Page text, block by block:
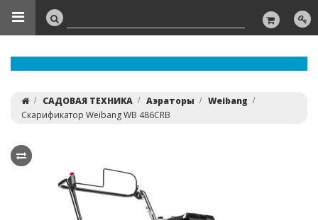
САДОВАЯ ТЕХНИКА Аэраторы
Weibang
Скарификатор Weibang WB 486CRB